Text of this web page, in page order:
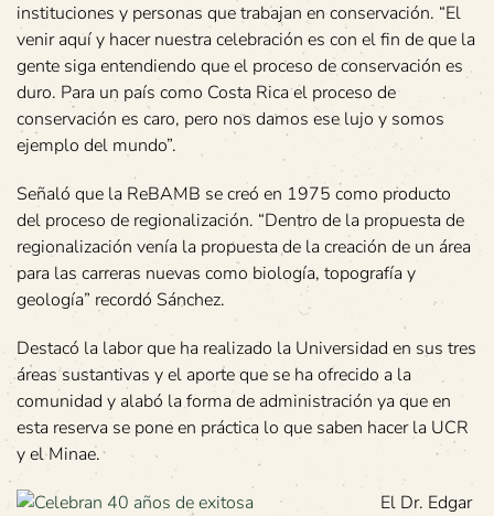
instituciones y personas que trabajan en conservación. “El
venir aquí y hacer nuestra celebración es con el fin de que la
gente siga entendiendo que el proceso de conservación es
duro. Para un país como Costa Rica el proceso de
conservación es caro, pero nos damos ese lujo y somos
ejemplo del mundo”.
Señaló que la ReBAMB se creó en 1975 como producto
del proceso de regionalización. “Dentro de la propuesta de
regionalización venía la propuesta de la creación de un área
para las carreras nuevas como biología, topografía y
geología” recordó Sánchez.
Destacó la labor que ha realizado la Universidad en sus tres
áreas sustantivas y el aporte que se ha ofrecido a la
comunidad y alabó la forma de administración ya que en
esta reserva se pone en práctica lo que saben hacer la UCR
y el Minae.
El Dr. Edgar